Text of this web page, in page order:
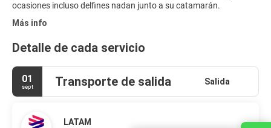
Más info
Detalle de cada servicio
01
sept Transporte de salida Salida
LATAM